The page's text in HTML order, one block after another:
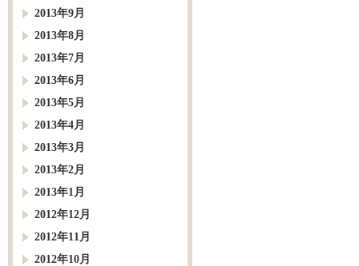
2013年9月
2013年8月
2013年7月
2013年6月
2013年5月
2013年4月
2013年3月
2013年2月
2013年1月
2012年12月
2012年11月
2012年10月